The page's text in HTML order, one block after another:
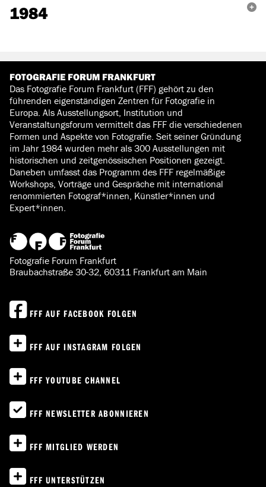
1984
FOTOGRAFIE FORUM FRANKFURT
Das Fotografie Forum Frankfurt (FFF) gehört zu den
führenden eigenständigen Zentren für Fotografie in
Europa. Als Ausstellungsort, Institution und
Veranstaltungsforum vermittelt das FFF die verschiedenen
Formen und Aspekte von Fotografie. Seit seiner Gründung
im Jahr 1984 wurden mehr als 300 Ausstellungen mit
historischen und zeitgenössischen Positionen gezeigt.
Daneben umfasst das Programm des FFF regelmäßige
Workshops, Vorträge und Gespräche mit international
renommierten Fotograf*innen, Künstler*innen und
Expert*innen.
Fotografie Forum Frankfurt
Braubachstraße 30-32, 60311 Frankfurt am Main
FFF AUF FACEBOOK FOLGEN
FFF AUF INSTAGRAM FOLGEN
FFF YOUTUBE CHANNEL
FFF NEWSLETTER ABONNIEREN
FFF MITGLIED WERDEN
FFF UNTERSTÜTZEN